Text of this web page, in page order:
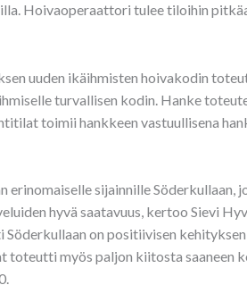
Hoivaoperaattori tulee tiloihin
uuden ikäihmisten hoivakodin
turvallisen kodin. Hanke
toimii hankkeen vastuullisena
sijainnille Söderkullaan,
hyvä saatavuus, kertoo Sievi
on positiivisen
toteutti myös paljon kiitosta saaneen